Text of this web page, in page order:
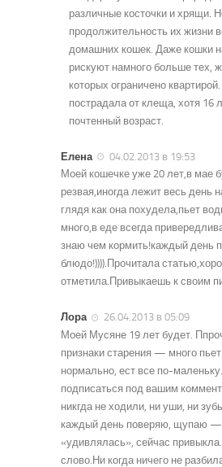
различные косточки и хрящи.
продолжительность их жизни
домашних кошек. Даже кошки
рискуют намного больше тех,
которых ограничено
пострадала от клеща, хотя 16
почтенный возраст.
Елена
04.02.2013 в 19:53
Моей кошечке уже 20 лет,в мае
резвая,иногда лежит весь день
глядя как она похудела,пьет
много,в еде всегда
знаю чем кормить!каждый день
блюдо!)))).Прочитала
отметила.Привыкаешь к своим
Лора
26.04.2013 в 05:09
Моей Мусяне 19 лет будет.
признаки старения — много
нормально, ест все по-
подписаться под вашим
никгда не ходили, ни уши, ни
каждый день поверяю, щупаю —
«удивлялась», сейчас
слово.Ни когда ничего не